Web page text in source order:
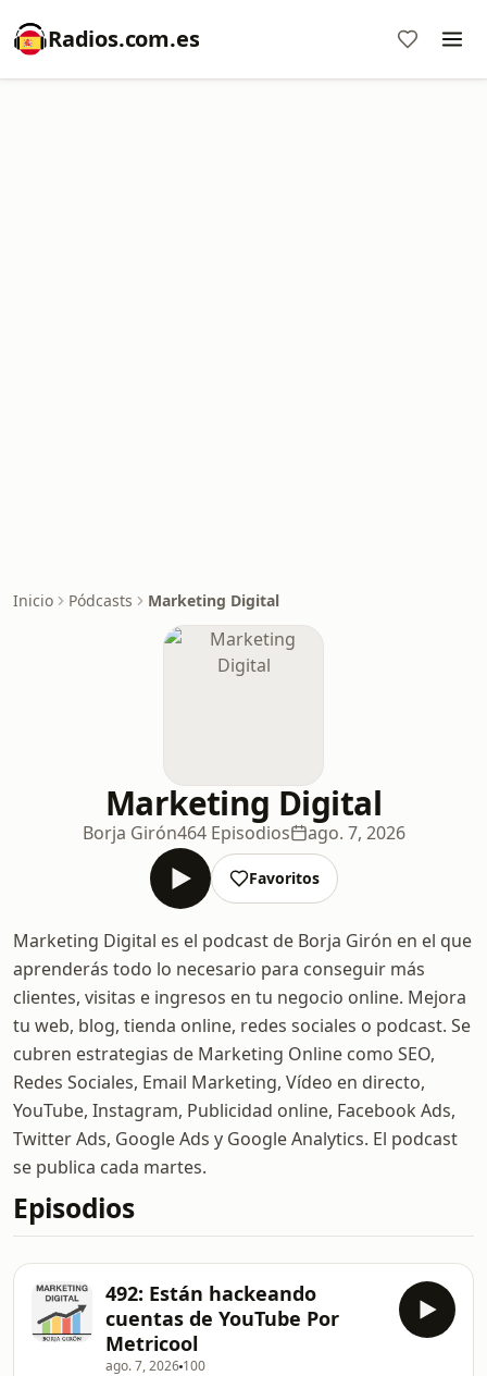
Radios.com.es
Inicio Pódcasts Marketing Digital
Marketing Digital
Borja Girón464 Episodios ago. 7, 2026
Favoritos
Marketing Digital es el podcast de Borja Girón en el que
aprenderás todo lo necesario para conseguir más
clientes, visitas e ingresos en tu negocio online. Mejora
tu web, blog, tienda online, redes sociales o podcast. Se
cubren estrategias de Marketing Online como SEO,
Redes Sociales, Email Marketing, Vídeo en directo,
YouTube, Instagram, Publicidad online, Facebook Ads,
Twitter Ads, Google Ads y Google Analytics. El podcast
se publica cada martes.
Episodios
492: Están hackeando
cuentas de YouTube Por
Metricool
ago. 7, 2026 100